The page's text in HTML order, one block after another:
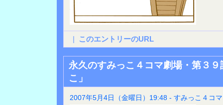
| このエントリーのURL
永久のすみっこ４コマ劇場・第３
こ」
2007年5月4日（金曜日）19:48 - すみっこ４コマ